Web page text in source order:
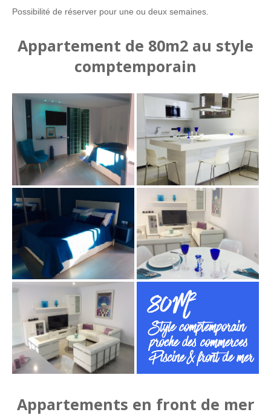
Possibilité de réserver pour une ou deux semaines.
Appartement de 80m2 au style
comptemporain
Appartements en front de mer